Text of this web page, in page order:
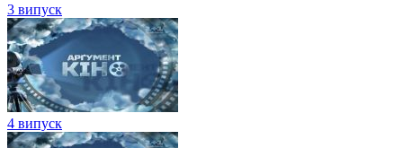
3 випуск
4 випуск